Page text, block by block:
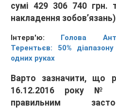
сумі 429 306 740 грн.
накладення
Інтерв'ю: Голова
Терентьєв: 50%
одних руках
Варто зазначити, що
16.12.2016 року №
правильним